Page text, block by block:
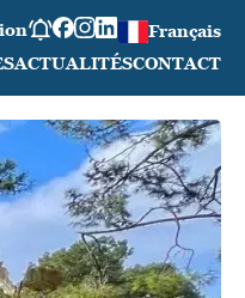
Français
ACTUALITÉSCONTACT